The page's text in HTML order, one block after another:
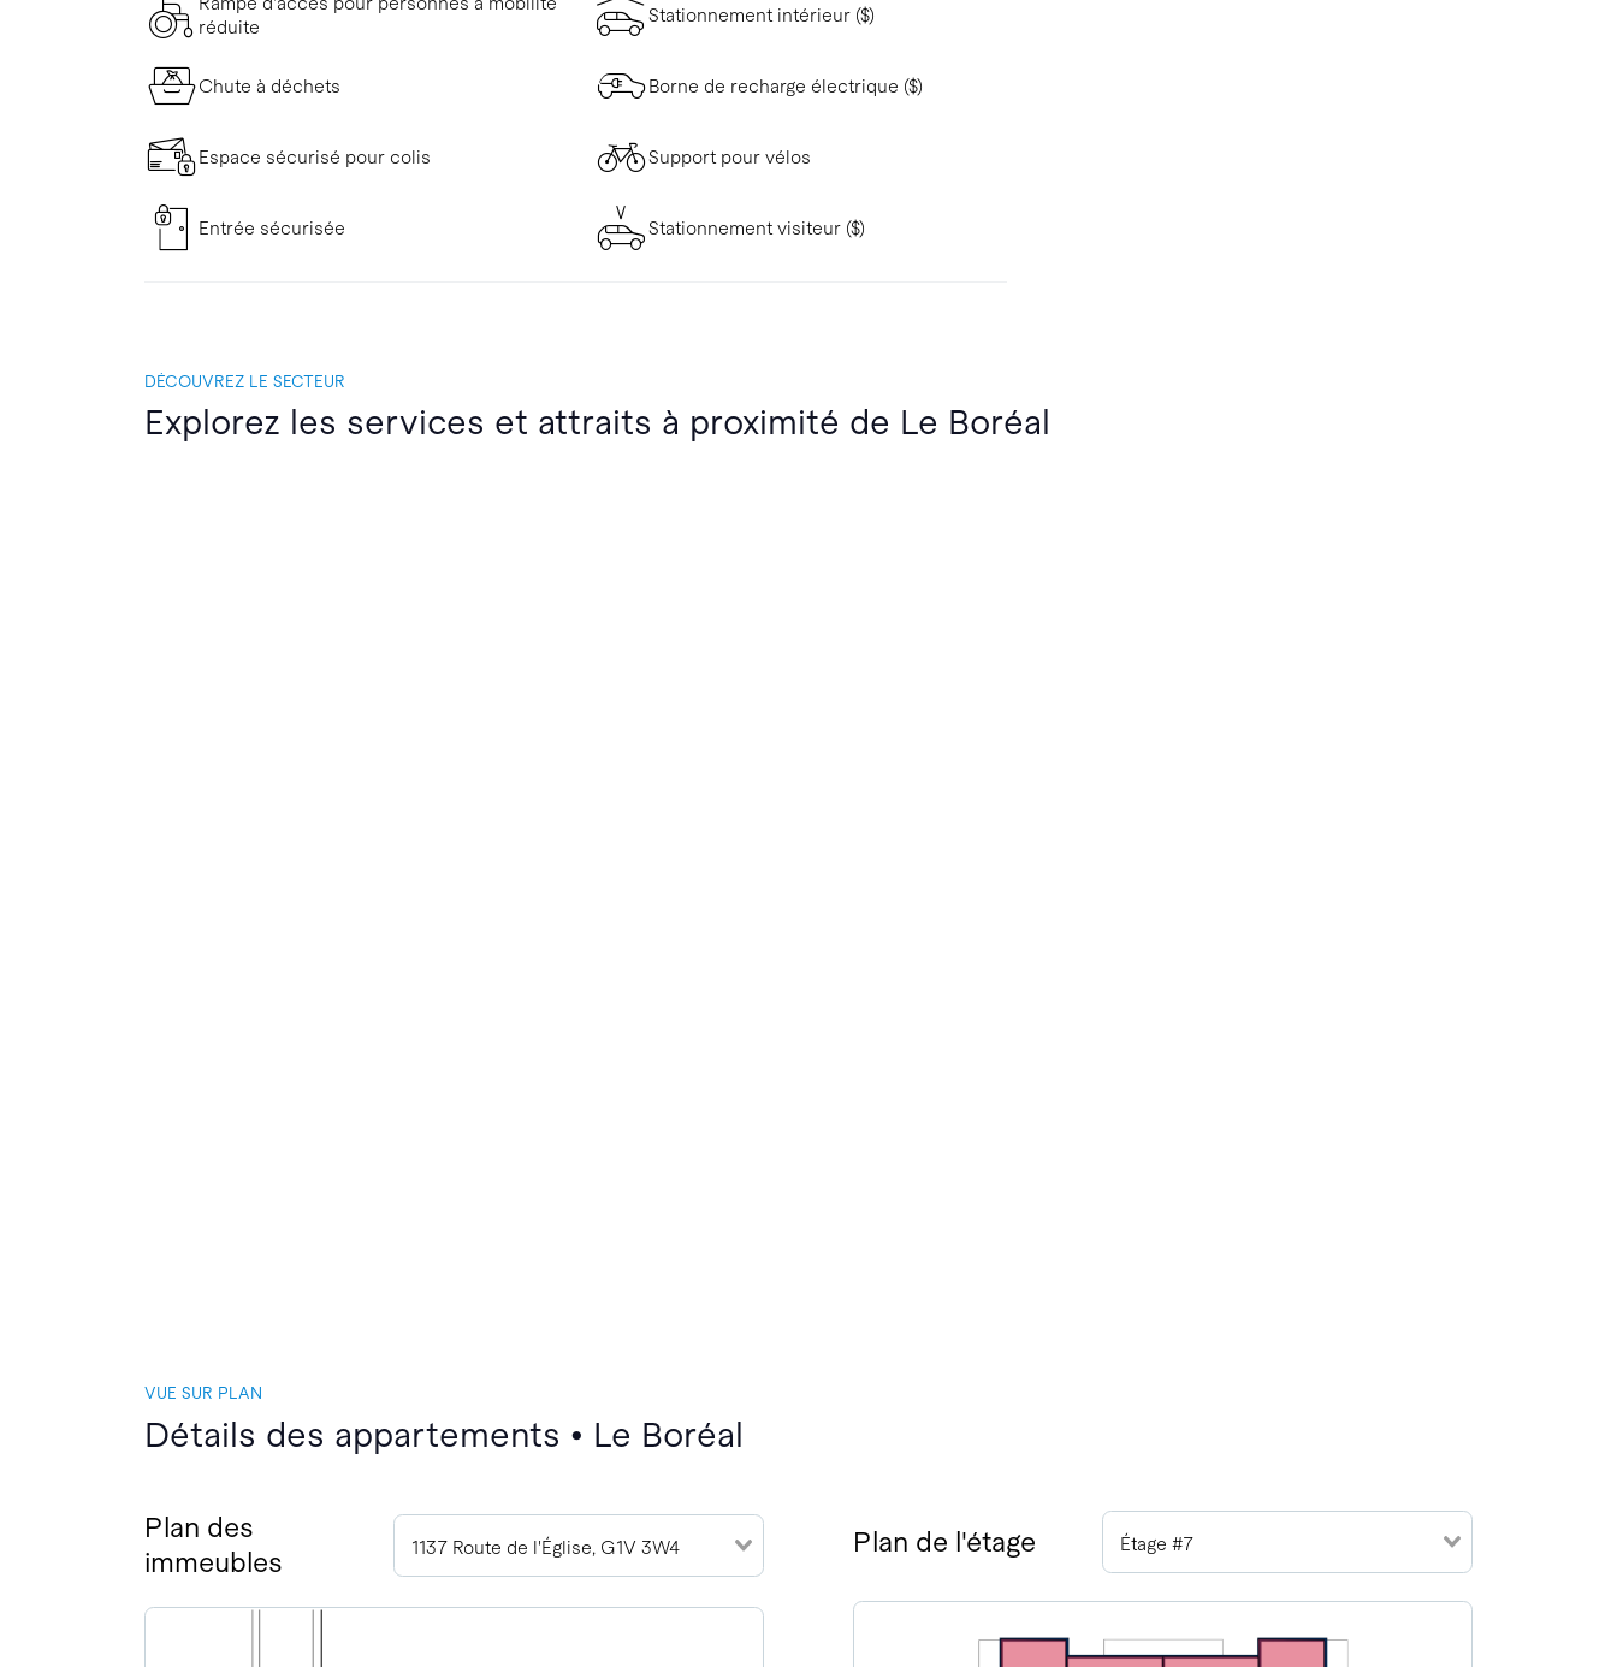
réduite
Stationnement intérieur ($)
Chute à déchets Borne de recharge électrique ($)
Espace sécurisé pour colis Support pour vélos
Entrée sécurisée Stationnement visiteur ($)
DÉCOUVREZ LE SECTEUR
Explorez les services et attraits à proximité de Le Boréal
VUE SUR PLAN
Détails des appartements • Le Boréal
Plan des
immeubles
1137 Route de l'Église, G1V 3W4 Plan de l'étage Étage #7